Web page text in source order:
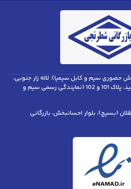
حضوری سیم و کابل سیمیا): لاله زار جنوبی،
کوچه شاهچراغی، پاساژ پانیذ، پلاک 101 و 102 (نمایندگی رسمی سیم و
(بسیج)، بلوار احسانبخش، بازرگانی